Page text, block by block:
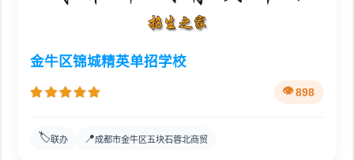
金牛区锦城精英单招学校
898
🏷️联办 📍成都市金牛区五块石蓉北商贸